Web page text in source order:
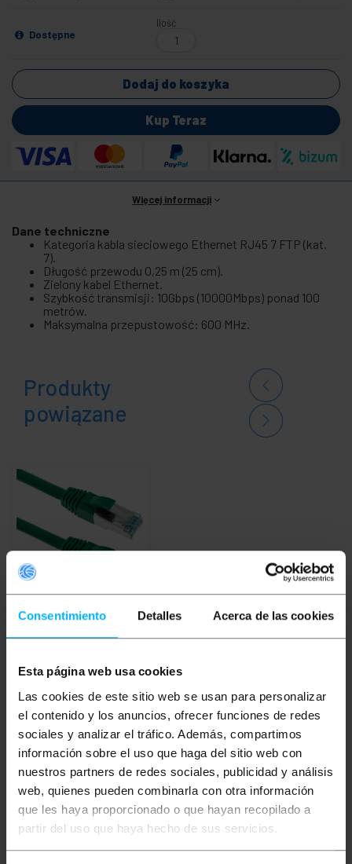
Consentimiento Detalles Acerca de las cookies
Esta página web usa cookies
Las cookies de este sitio web se usan para personalizar
el contenido y los anuncios, ofrecer funciones de redes
sociales y analizar el tráfico. Además, compartimos
información sobre el uso que haga del sitio web con
nuestros partners de redes sociales, publicidad y análisis
web, quienes pueden combinarla con otra información
que les haya proporcionado o que hayan recopilado a
partir del uso que haya hecho de sus servicios.
Dostępne
Ilość
Dodaj do koszyka
Kup Teraz
Więcej informacji
Dane techniczne
Kategoria kabla sieciowego Ethernet RJ45 7 FTP (kat.
7).
Długość przewodu 0,25 m (25 cm).
Zielony kabel Ethernet.
Szybkość transmisji: 10Gbps (10000Mbps) ponad 100
metrów.
Maksymalna przepustowość: 600 MHz.
Produkty
powiązane
BEMATIKKabel
sieciowy Ethernet FTP
2,72€
2,72€VAT inc.
2,16€
REF: RY117
DAJ MI ZNAĆ, KIEDY
BĘDZIE ZAPAS
Słowa kluczowe